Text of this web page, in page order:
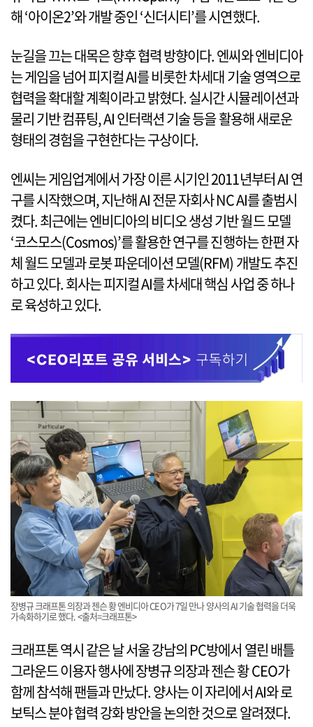
해 ‘아이온2’와 개발 중인 ‘신더시티’를 시연했다.
눈길을 끄는 대목은 향후 협력 방향이다. 엔씨와 엔비디아
는 게임을 넘어 피지컬 AI를 비롯한 차세대 기술 영역으로
협력을 확대할 계획이라고 밝혔다. 실시간 시뮬레이션과
물리 기반 컴퓨팅, AI 인터랙션 기술 등을 활용해 새로운
형태의 경험을 구현한다는 구상이다.
엔씨는 게임업계에서 가장 이른 시기인 2011년부터 AI 연
구를 시작했으며, 지난해 AI 전문 자회사 NC AI를 출범시
켰다. 최근에는 엔비디아의 비디오 생성 기반 월드 모델
‘코스모스(Cosmos)’를 활용한 연구를 진행하는 한편 자
체 월드 모델과 로봇 파운데이션 모델(RFM) 개발도 추진
하고 있다. 회사는 피지컬 AI를 차세대 핵심 사업 중 하나
로 육성하고 있다.
장병규 크래프톤 의장과 젠슨 황 엔비디아 CEO가 7일 만나 양사의 AI 기술 협력을 더욱
가속화하기로 했다. <출처=크래프톤>
크래프톤 역시 같은 날 서울 강남의 PC방에서 열린 배틀
그라운드 이용자 행사에 장병규 의장과 젠슨 황 CEO가
함께 참석해 팬들과 만났다. 양사는 이 자리에서 AI와 로
보틱스 분야 협력 강화 방안을 논의한 것으로 알려졌다.